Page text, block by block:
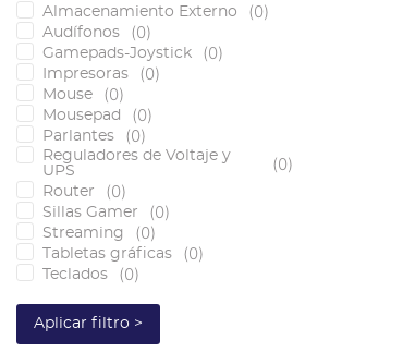
Almacenamiento Externo (0)
Audífonos (0)
Gamepads-Joystick (0)
Impresoras (0)
Mouse (0)
Mousepad (0)
Parlantes (0)
Reguladores de Voltaje y
UPS
(0)
Router (0)
Sillas Gamer (0)
Streaming (0)
Tabletas gráficas (0)
Teclados (0)
Aplicar filtro >